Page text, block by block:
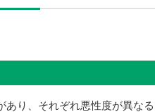
あり、それぞれ悪性度が異な